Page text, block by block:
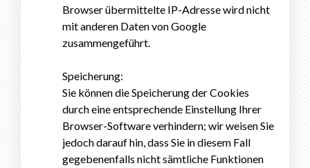
Browser übermittelte IP-Adresse wird nicht
mit anderen Daten von Google
zusammengeführt.
Speicherung:
Sie können die Speicherung der Cookies
durch eine entsprechende Einstellung Ihrer
Browser-Software verhindern; wir weisen Sie
jedoch darauf hin, dass Sie in diesem Fall
gegebenenfalls nicht sämtliche Funktionen